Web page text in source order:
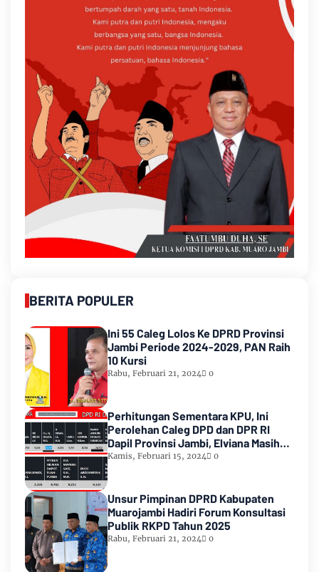
BERITA POPULER
Ini 55 Caleg Lolos Ke DPRD Provinsi
Jambi Periode 2024-2029, PAN Raih
10 Kursi
Rabu, Februari 21, 2024 0
Perhitungan Sementara KPU, Ini
Perolehan Caleg DPD dan DPR RI
Dapil Provinsi Jambi, Elviana Masih
Urutan Kedua Teratas
Kamis, Februari 15, 2024 0
Unsur Pimpinan DPRD Kabupaten
Muarojambi Hadiri Forum Konsultasi
Publik RKPD Tahun 2025
Rabu, Februari 21, 2024 0